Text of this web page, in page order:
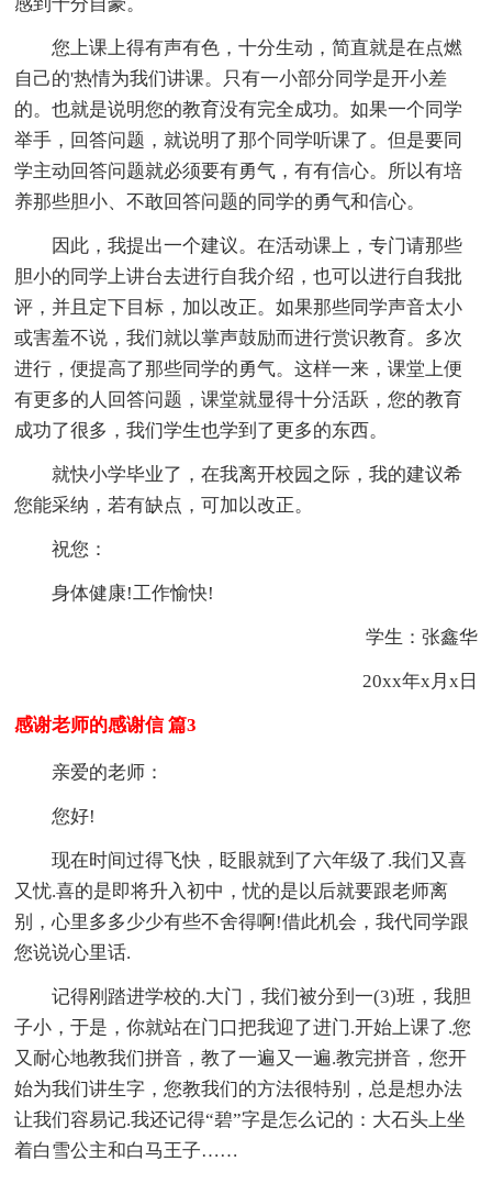
您上课上得有声有色，十分生动，简直就是在点燃
自己的'热情为我们讲课。只有一小部分同学是开小差
的。也就是说明您的教育没有完全成功。如果一个同学
举手，回答问题，就说明了那个同学听课了。但是要同
学主动回答问题就必须要有勇气，有有信心。所以有培
养那些胆小、不敢回答问题的同学的勇气和信心。
因此，我提出一个建议。在活动课上，专门请那些
胆小的同学上讲台去进行自我介绍，也可以进行自我批
评，并且定下目标，加以改正。如果那些同学声音太小
或害羞不说，我们就以掌声鼓励而进行赏识教育。多次
进行，便提高了那些同学的勇气。这样一来，课堂上便
有更多的人回答问题，课堂就显得十分活跃，您的教育
成功了很多，我们学生也学到了更多的东西。
就快小学毕业了，在我离开校园之际，我的建议希
您能采纳，若有缺点，可加以改正。
祝您：
身体健康!工作愉快!
学生：张鑫华
20xx年x月x日
感谢老师的感谢信 篇3
亲爱的老师：
您好!
现在时间过得飞快，眨眼就到了六年级了.我们又喜
又忧.喜的是即将升入初中，忧的是以后就要跟老师离
别，心里多多少少有些不舍得啊!借此机会，我代同学跟
您说说心里话.
记得刚踏进学校的.大门，我们被分到一(3)班，我胆
子小，于是，你就站在门口把我迎了进门.开始上课了.您
又耐心地教我们拼音，教了一遍又一遍.教完拼音，您开
始为我们讲生字，您教我们的方法很特别，总是想办法
让我们容易记.我还记得“碧”字是怎么记的：大石头上坐
着白雪公主和白马王子……